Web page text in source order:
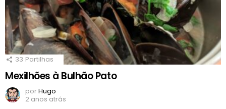
33 Partilhas
Mexilhões à Bulhão Pato
porHugo
2 anos atrás